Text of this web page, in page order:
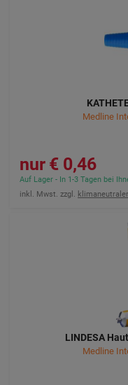
Medline
0,46 €
Auf Lager - In 1-3 Tagen bei
inkl. Mwst. zzgl.
LINDESA
Medline